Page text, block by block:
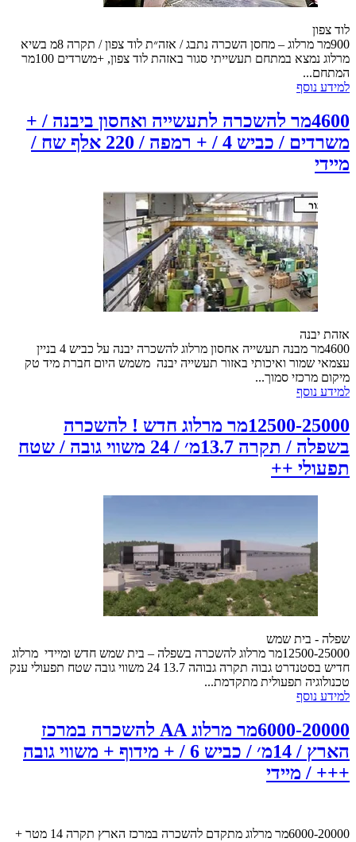
לוד צפון
900מר מרלוג – מחסן השכרה נתבג / אזה״ת לוד צפון / תקרה 8מ בשיא
מרלוג נמצא במתחם תעשייתי סגור באזהת לוד צפון, +משרדים 100מר
המתחם...
למידע נוסף
4600מר להשכרה לתעשייה ואחסון ביבנה / +
משרדים / כביש 4 / + רמפה / 220 אלף שח /
מיידי
אזהת יבנה
4600מר מבנה תעשייה אחסון מרלוג להשכרה יבנה על כביש 4 בניין
עצמאי שמור ואיכותי באזור תעשייה יבנה משמש היום חברת מיד טק
מיקום מרכזי סמוך...
למידע נוסף
12500-25000מר מרלוג חדש ! להשכרה
בשפלה / תקרה 13.7מ׳ / 24 משווי גובה / שטח
תפעולי ++
שפלה - בית שמש
12500-25000מר מרלוג להשכרה בשפלה – בית שמש חדש ומיידי מרלוג
חדיש בסטנדרט גבוה תקרה גבוהה 13.7 24 משווי גובה שטח תפעולי ענק
טכנולוגיה תפעולית מתקדמת...
למידע נוסף
6000-20000מר מרלוג AA להשכרה במרכז
הארץ / 14מ׳ / כביש 6 / + מידוף + משווי גובה
+++ / מיידי
6000-20000מר מרלוג מתקדם להשכרה במרכז הארץ תקרה 14 מטר +